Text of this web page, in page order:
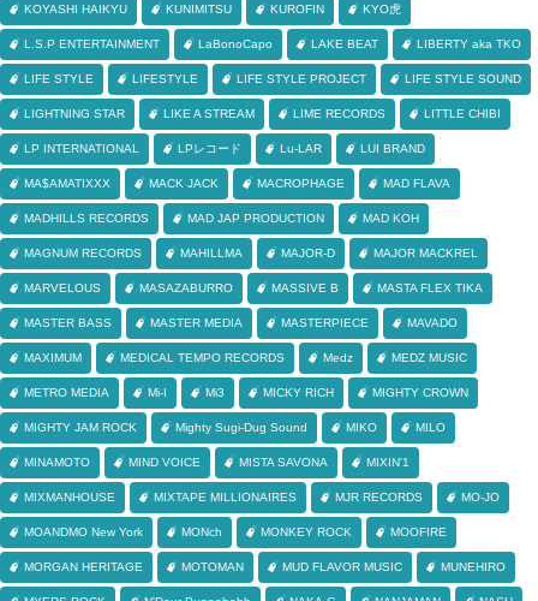
KOYASHI HAIKYU KUNIMITSU KUROFIN KYO虎
L.S.P ENTERTAINMENT LaBonoCapo LAKE BEAT LIBERTY aka TKO
LIFE STYLE LIFESTYLE LIFE STYLE PROJECT LIFE STYLE SOUND
LIGHTNING STAR LIKE A STREAM LIME RECORDS LITTLE CHIBI
LP INTERNATIONAL LPレコード Lu-LAR LUI BRAND
MA$AMATIXXX MACK JACK MACROPHAGE MAD FLAVA
MADHILLS RECORDS MAD JAP PRODUCTION MAD KOH
MAGNUM RECORDS MAHILLMA MAJOR-D MAJOR MACKREL
MARVELOUS MASAZABURRO MASSIVE B MASTA FLEX TIKA
MASTER BASS MASTER MEDIA MASTERPIECE MAVADO
MAXIMUM MEDICAL TEMPO RECORDS Medz MEDZ MUSIC
METRO MEDIA Mi-I Mi3 MICKY RICH MIGHTY CROWN
MIGHTY JAM ROCK Mighty Sugi-Dug Sound MIKO MILO
MINAMOTO MIND VOICE MISTA SAVONA MIXIN'1
MIXMANHOUSE MIXTAPE MILLIONAIRES MJR RECORDS MO-JO
MOANDMO New York MONch MONKEY ROCK MOOFIRE
MORGAN HERITAGE MOTOMAN MUD FLAVOR MUSIC MUNEHIRO